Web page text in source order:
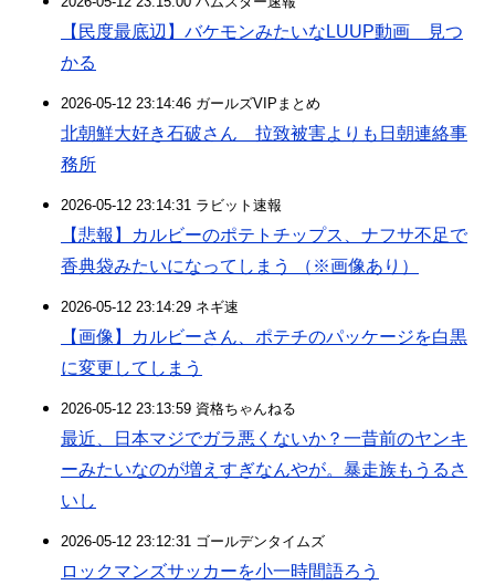
【民度最底辺】バケモンみたいなLUUP動画 見つ
かる
2026-05-12 23:14:46 ガールズVIPまとめ
北朝鮮大好き石破さん 拉致被害よりも日朝連絡事
務所
2026-05-12 23:14:31 ラビット速報
【悲報】カルビーのポテトチップス、ナフサ不足で
香典袋みたいになってしまう （※画像あり）
2026-05-12 23:14:29 ネギ速
【画像】カルビーさん、ポテチのパッケージを白黒
に変更してしまう
2026-05-12 23:13:59 資格ちゃんねる
最近、日本マジでガラ悪くないか？一昔前のヤンキ
ーみたいなのが増えすぎなんやが。暴走族もうるさ
いし
2026-05-12 23:12:31 ゴールデンタイムズ
ロックマンズサッカーを小一時間語ろう